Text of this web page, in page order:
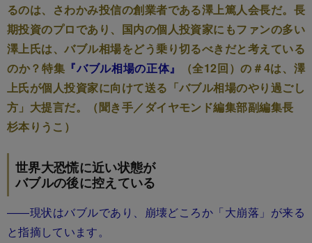
るのは、さわかみ投信の創業者である澤上篤人会長だ。長
期投資のプロであり、国内の個人投資家にもファンの多い
澤上氏は、バブル相場をどう乗り切るべきだと考えている
のか？特集 『バブル相場の正体』
（全12回）の＃4は、澤
上氏が個人投資家に向けて送る「バブル相場のやり過ごし
方」大提言だ。（聞き手／ダイヤモンド編集部副編集長
杉本りうこ）
世界大恐慌に近い状態が
バブルの後に控えている
――現状はバブルであり、崩壊どころか「大崩落」が来る
と指摘しています。